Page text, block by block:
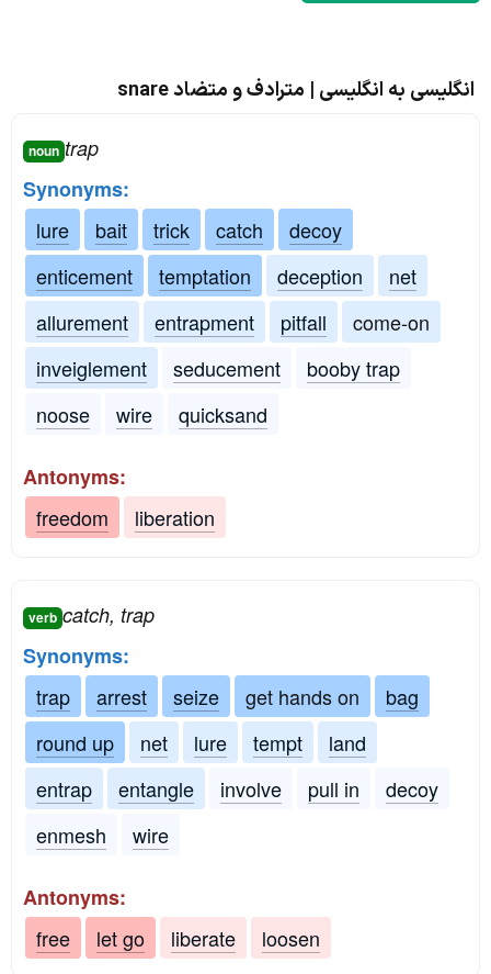
انگلیسی به انگلیسی | مترادف و متضاد snare
noun trap
Synonyms:
lure
bait trick catch
decoy
enticement
temptation deception
net
allurement
entrapment pitfall
come-on
inveiglement
seducement
booby trap
noose
wire quicksand
Antonyms:
freedom
liberation
verb catch, trap
Synonyms:
trap
arrest seize get hands on
bag
round up
net lure tempt
land
entrap
entangle involve pull in
decoy
enmesh
wire
Antonyms:
free
let go liberate loosen